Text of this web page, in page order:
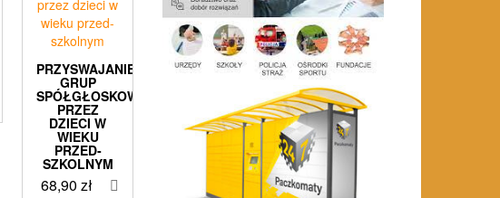
PRZYSWAJANIE
GRUP
SPÓŁGŁOSKOWYCH
PRZEZ
DZIECI W
WIEKU
PRZED­
SZKOLNYM
68,90 zł